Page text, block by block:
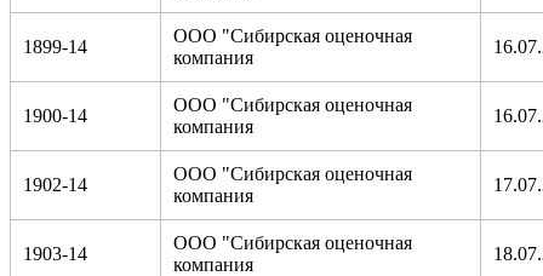
1899-14
ООО "Сибирская оценочная
компания
1900-14
ООО "Сибирская оценочная
компания
1902-14
ООО "Сибирская оценочная
компания
1903-14
ООО "Сибирская оценочная
компания